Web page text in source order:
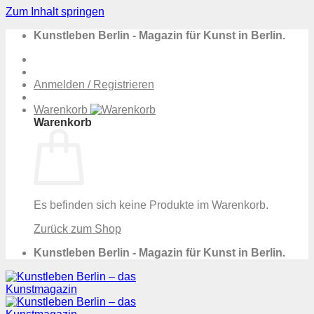
Zum Inhalt springen
Kunstleben Berlin - Magazin für Kunst in Berlin.
Anmelden / Registrieren
Warenkorb
Warenkorb
Es befinden sich keine Produkte im Warenkorb.
Zurück zum Shop
Kunstleben Berlin - Magazin für Kunst in Berlin.